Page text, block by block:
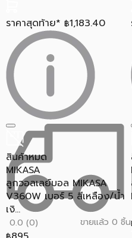
ราคาสุดท้าย* ฿1,183.40
สินค้าหมด
MIKASA
ลูกวอลเลย์บอล MIKASA
V360W เบอร์ 5 สีเหลือง/น้ำ
เงิ...
0.0 (0) ขายแล้ว 0 ชิ้น